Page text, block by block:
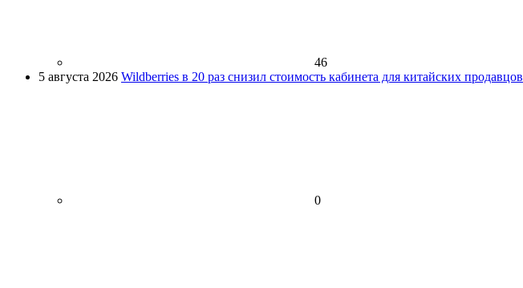
46
5 августа 2026 Wildberries в 20 раз снизил стоимость кабинета для китайских продавцов
0